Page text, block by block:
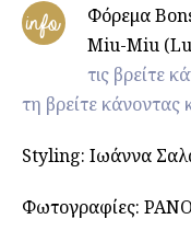
info
Φόρεμα
Miu-Miu
τις βρείτε
τη βρείτε κάνοντας
Styling: Ιωάννα
Φωτογραφίες: